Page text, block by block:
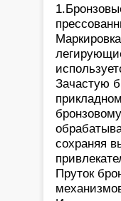
Зачастую
сохраняя
Пруток